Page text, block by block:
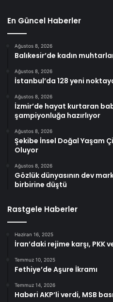
En Güncel Haberler
Ağustos 8, 2026
Balıkesir’de kadın
Ağustos 8, 2026
İstanbul’da 128 yeni
Ağustos 8, 2026
İzmir’de hayat kurtaran
şampiyonluğa hazırlıyor
Ağustos 8, 2026
Şekibe İnsel Doğal Yaşam
Oluyor
Ağustos 8, 2026
Gözlük dünyasının dev
birbirine düştü
Rastgele Haberler
Haziran 16, 2025
İran’daki rejime karşı, PKK
Temmuz 10, 2025
Fethiye’de Aşure İkramı
Temmuz 14, 2026
Haberi AKP’li verdi, MSB